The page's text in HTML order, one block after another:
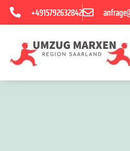
+4915792632842